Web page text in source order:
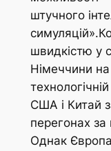
штучного
швидкістю у
Німеччини на
США і Китай
перегонах
Однак